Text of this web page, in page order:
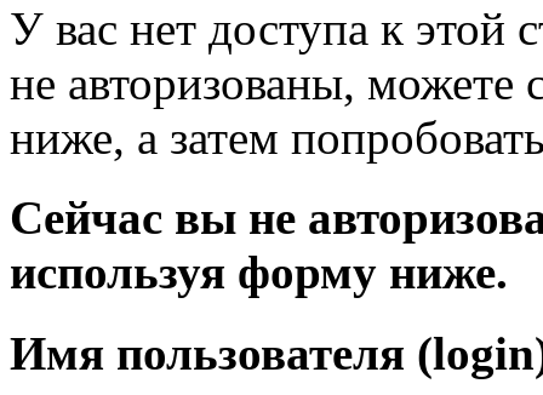
У вас нет доступа к
не авторизованы, можете
ниже, а затем
Сейчас вы не
используя форму ниже.
Имя пользователя